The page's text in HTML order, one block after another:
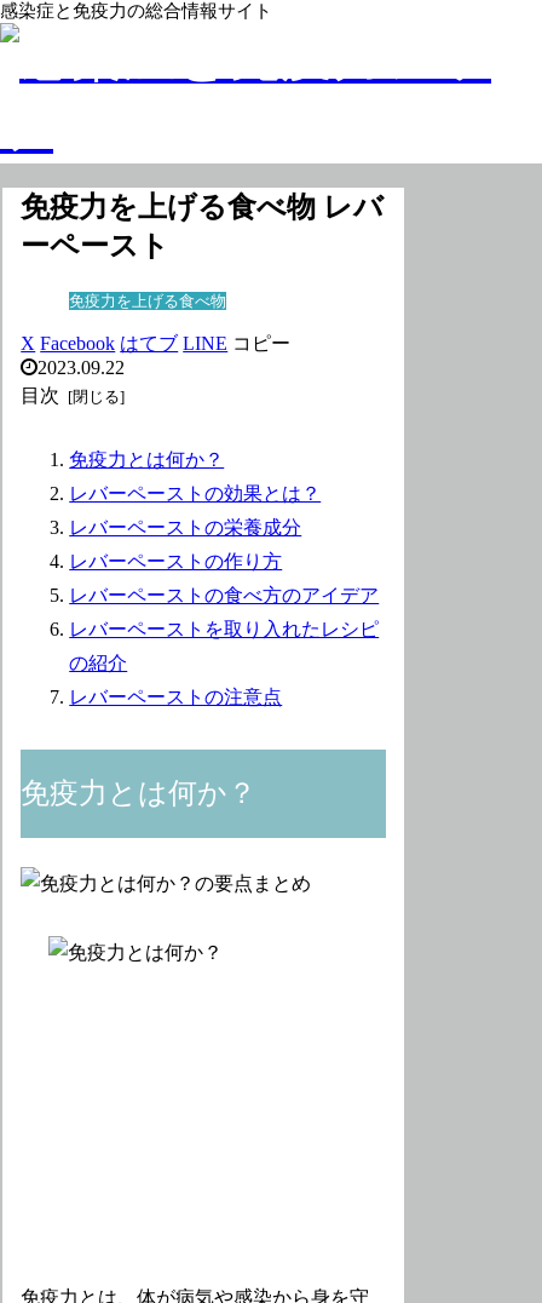
感染症と免疫力の総合情報サイト
免疫力を上げる食べ物 レバ
ーペースト
免疫力を上げる食べ物
X Facebook はてブ LINE コピー
2023.09.22
目次
免疫力とは何か？
レバーペーストの効果とは？
レバーペーストの栄養成分
レバーペーストの作り方
レバーペーストの食べ方のアイデア
レバーペーストを取り入れたレシピ
の紹介
レバーペーストの注意点
免疫力とは何か？
免疫力とは、体が病気や感染から身を守